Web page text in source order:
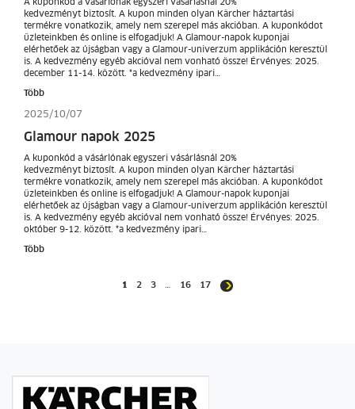
A kuponkód a vásárlónak egyszeri vásárlásnál 20%
kedvezményt biztosít. A kupon minden olyan Kärcher háztartási
termékre vonatkozik, amely nem szerepel más akcióban. A kuponkódot
üzleteinkben és online is elfogadjuk! A Glamour-napok kuponjai
elérhetőek az újságban vagy a Glamour-univerzum applikáción keresztül
is. A kedvezmény egyéb akcióval nem vonható össze! Érvényes: 2025.
december 11-14. között. *a kedvezmény ipari…
Több
2025/10/07
Glamour napok 2025
A kuponkód a vásárlónak egyszeri vásárlásnál 20%
kedvezményt biztosít. A kupon minden olyan Kärcher háztartási
termékre vonatkozik, amely nem szerepel más akcióban. A kuponkódot
üzleteinkben és online is elfogadjuk! A Glamour-napok kuponjai
elérhetőek az újságban vagy a Glamour-univerzum applikáción keresztül
is. A kedvezmény egyéb akcióval nem vonható össze! Érvényes: 2025.
október 9-12. között. *a kedvezmény ipari…
Több
1 2 3 16 17